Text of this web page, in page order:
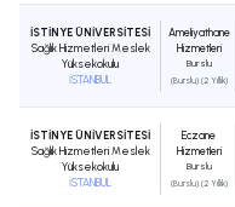
İSTİNYE ÜNİVERSİTESİ
Sağlık Hizmetleri Meslek
Yüksekokulu
İSTANBUL
Ameliyathane
Hizmetleri
Burslu
(Burslu) (2 Yıllık)
İSTİNYE ÜNİVERSİTESİ
Sağlık Hizmetleri Meslek
Yüksekokulu
İSTANBUL
Eczane
Hizmetleri
Burslu
(Burslu) (2 Yıllık)